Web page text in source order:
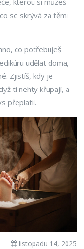
kterou si můžeš
se skrývá za těmi
co potřebuješ
udělat doma,
Zjistíš, kdy je
ti nehty křupají, a
přeplatil.
listopadu 14, 2025